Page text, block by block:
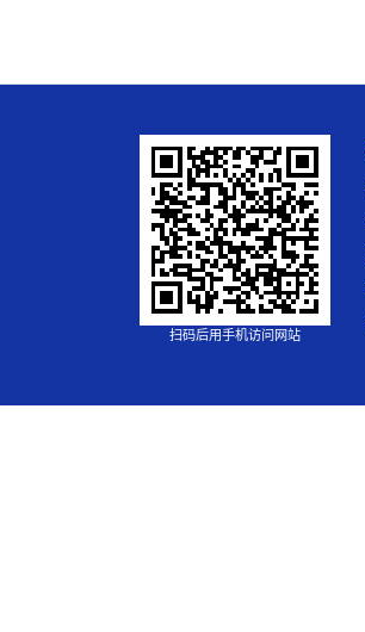
扫码后用手机访问网站